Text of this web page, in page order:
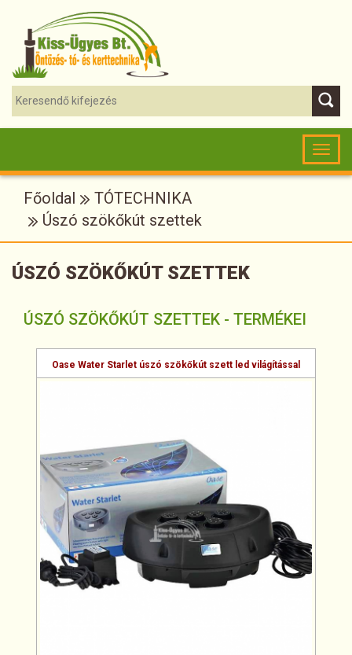
Főoldal
TÓTECHNIKA
Úszó szökőkút szettek
ÚSZÓ SZÖKŐKÚT SZETTEK
ÚSZÓ SZÖKŐKÚT SZETTEK - TERMÉKEI
Oase Water Starlet úszó szökőkút szett led világítással